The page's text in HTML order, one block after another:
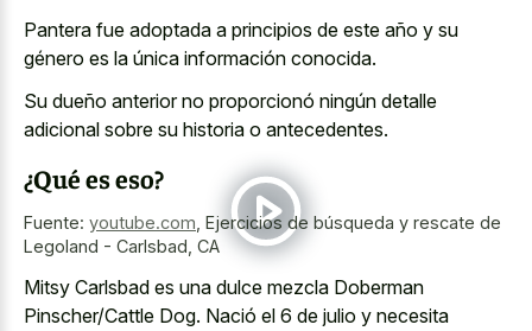
Pantera fue adoptada a principios de este año y su
género es la única información conocida.
Su dueño anterior no proporcionó ningún detalle
adicional sobre su historia o antecedentes.
¿Qué es eso?
Fuente: youtube.com Ejercicios de búsqueda y rescate de
Legoland - Carlsbad, CA
Mitsy Carlsbad es una dulce mezcla Doberman
Pinscher/Cattle Dog. Nació el 6 de julio y necesita